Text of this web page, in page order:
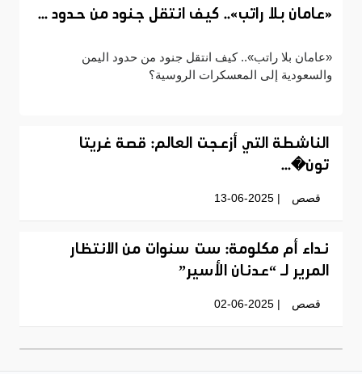
«عامان بلا راتب».. كيف انتقل جنود من حدود ...
«عامان بلا راتب».. كيف انتقل جنود من حدود اليمن
والسعودية إلى المعسكرات الروسية؟
الناشطة التي أزعجت العالم: قصة غريتا
تون�...
قصص | 13-06-2025
نداء أم مكلومة: ست سنوات من الانتظار
المرير لـ “عدنان الأسير”
قصص | 02-06-2025